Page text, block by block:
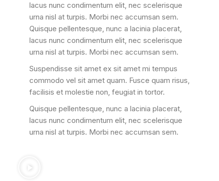
lacus nunc condimentum elit, nec scelerisque
urna nisl at turpis. Morbi nec accumsan sem.
Quisque pellentesque, nunc a lacinia placerat,
lacus nunc condimentum elit, nec scelerisque
urna nisl at turpis. Morbi nec accumsan sem.
Suspendisse sit amet ex sit amet mi tempus
commodo vel sit amet quam. Fusce quam risus,
facilisis et molestie non, feugiat in tortor.
Quisque pellentesque, nunc a lacinia placerat,
lacus nunc condimentum elit, nec scelerisque
urna nisl at turpis. Morbi nec accumsan sem.